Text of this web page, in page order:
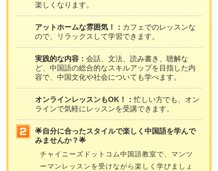
楽しくなります。
アットホームな雰囲気！： カフェでのレッスンな
ので、リラックスして学習できます。
実践的な内容：会話、文法、読み書き、聴解な
ど、中国語の総合的なスキルアップを目指した内
容で、中国文化や社会についても学べます。
オンラインレッスンもOK！：忙しい方でも、オン
ラインで気軽にレッスンを受講できます。
🌟自分に合ったスタイルで楽しく中国語を学んで
みませんか？🌟
チャイニーズドットコム中国語教室で、マンツ
ーマンレッスンを受けながら楽しく学びましょ